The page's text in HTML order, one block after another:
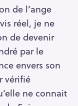
de l’ange
réel, je ne
de devenir
par le
envers son
vérifié
ne connait